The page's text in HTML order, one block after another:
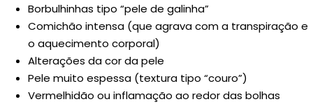
Borbulhinhas tipo “pele de galinha”
Comichão intensa (que agrava com a transpiração e
o aquecimento corporal)
Alterações da cor da pele
Pele muito espessa (textura tipo “couro”)
Vermelhidão ou inflamação ao redor das bolhas